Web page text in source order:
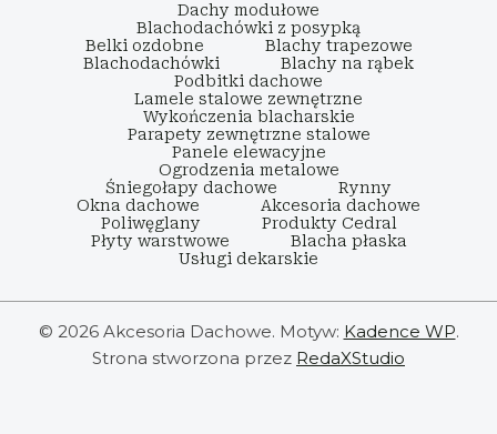
Dachy modułowe
Blachodachówki z posypką
Belki ozdobne
Blachy trapezowe
Blachodachówki
Blachy na rąbek
Podbitki dachowe
Lamele stalowe zewnętrzne
Wykończenia blacharskie
Parapety zewnętrzne stalowe
Panele elewacyjne
Ogrodzenia metalowe
Śniegołapy dachowe
Rynny
Okna dachowe
Akcesoria dachowe
Poliwęglany
Produkty Cedral
Płyty warstwowe
Blacha płaska
Usługi dekarskie
© 2026 Akcesoria Dachowe. Motyw: Kadence WP.
Strona stworzona przez RedaXStudio